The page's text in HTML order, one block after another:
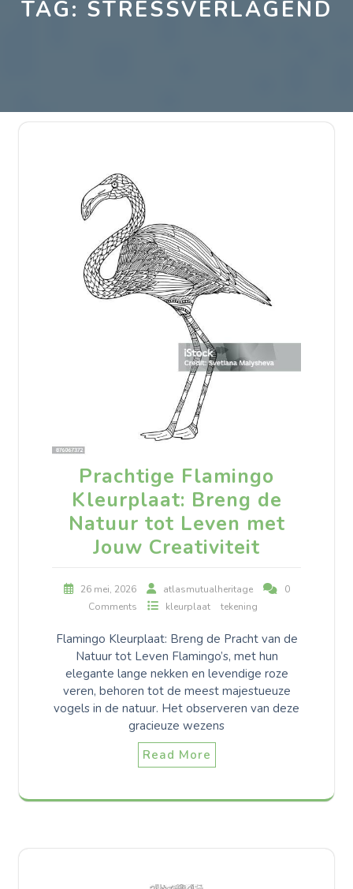
TAG: STRESSVERLAGEND
Prachtige Flamingo
Kleurplaat: Breng de
Natuur tot Leven met
Jouw Creativiteit
26 mei, 2026 atlasmutualheritage
0
Comments
kleurplaat tekening
Flamingo Kleurplaat: Breng de Pracht van de
Natuur tot Leven Flamingo’s, met hun
elegante lange nekken en levendige roze
veren, behoren tot de meest majestueuze
vogels in de natuur. Het observeren van deze
gracieuze wezens
Read More